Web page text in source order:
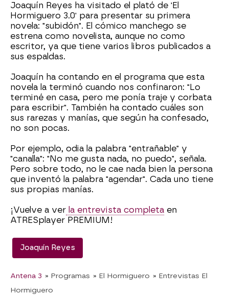
Joaquín Reyes ha visitado el plató de 'El
Hormiguero 3.0' para presentar su primera
novela: "subidón". El cómico manchego se
estrena como novelista, aunque no como
escritor, ya que tiene varios libros publicados a
sus espaldas.
Joaquín ha contando en el programa que esta
novela la terminó cuando nos confinaron: "Lo
terminé en casa, pero me ponía traje y corbata
para escribir". También ha contado cuáles son
sus rarezas y manías, que según ha confesado,
no son pocas.
Por ejemplo, odia la palabra "entrañable" y
"canalla": "No me gusta nada, no puedo", señala.
Pero sobre todo, no le cae nada bien la persona
que inventó la palabra "agendar". Cada uno tiene
sus propias manías.
¡Vuelve a ver la entrevista completa en
ATRESplayer PREMIUM!
Joaquín Reyes
Antena 3 » Programas » El Hormiguero » Entrevistas El
Hormiguero